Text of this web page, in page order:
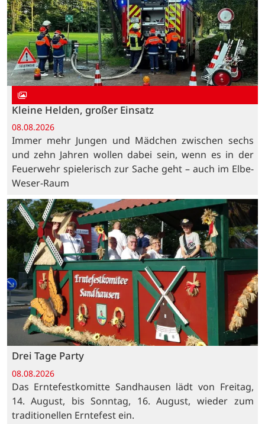
Kleine Helden, großer Einsatz
08.08.2026
Immer mehr Jungen und Mädchen zwischen sechs
und zehn Jahren wollen dabei sein, wenn es in der
Feuerwehr spielerisch zur Sache geht – auch im Elbe-
Weser-Raum
Drei Tage Party
08.08.2026
Das Erntefestkomitte Sandhausen lädt von Freitag,
14. August, bis Sonntag, 16. August, wieder zum
traditionellen Erntefest ein.